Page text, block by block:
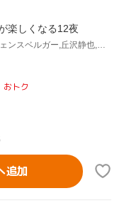
楽しくなる12夜
おトク
追加